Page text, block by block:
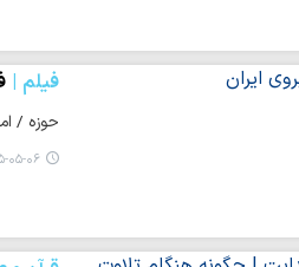
فیلم
حوزه /
۱۴۰۵-۰۵-